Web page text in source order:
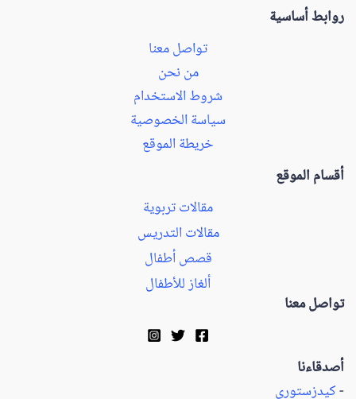
روابط أساسية
تواصل معنا
من نحن
شروط الاستخدام
سياسة الخصوصية
خريطة الموقع
أقسام الموقع
مقالات تربوية
مقالات التدريس
قصص أطفال
ألغاز للأطفال
تواصل معنا
أصدقاءنا
-كيدزستوري